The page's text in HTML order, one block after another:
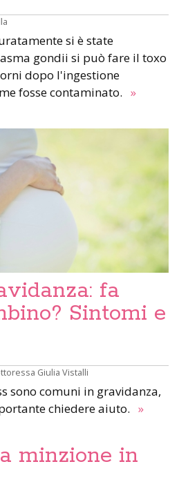
si è state
gondii si può fare il toxo
dopo l'ingestione
fosse contaminato. »
fa
Sintomi e
Giulia Vistalli
sono comuni in gravidanza,
chiedere aiuto. »
minzione in